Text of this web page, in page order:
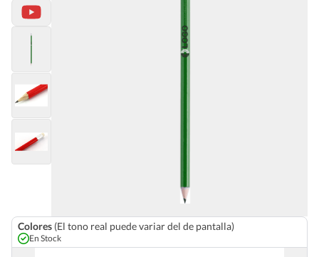
Colores (El tono real puede variar del de pantalla)
En Stock